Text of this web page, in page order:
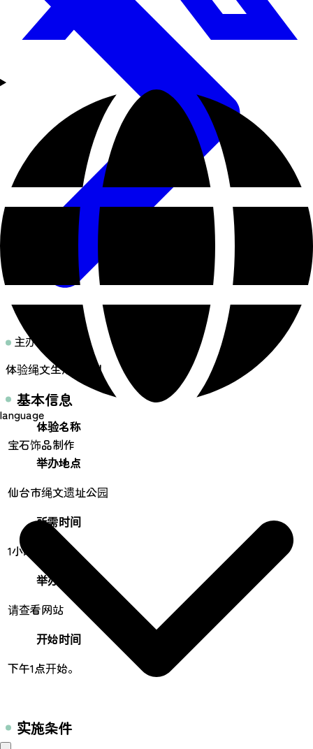
language
主办方留言
体验绳文生活方式！
基本信息
体验名称
宝石饰品制作
举办地点
仙台市绳文遗址公园
所需时间
1小时
举办期间
请查看网站
开始时间
下午1点开始。
实施条件